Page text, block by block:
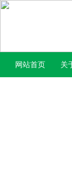
网站首页 关